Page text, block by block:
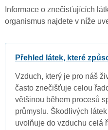
Informace o znečisťujících
organismus najdete v níže
Přehled látek, které
Vzduch, který je pro náš
často znečišťuje celou
většinou během procesů
průmyslu. Škodlivých
uvolňuje do vzduchu celá